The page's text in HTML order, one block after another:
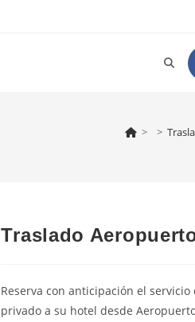
la
web
> >
Traslado
Reserva con anticipación el
privado a su hotel desde